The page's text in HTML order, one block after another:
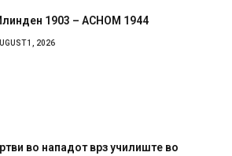
1903 – АСНОМ 1944
1, 2026
во нападот врз училиште во